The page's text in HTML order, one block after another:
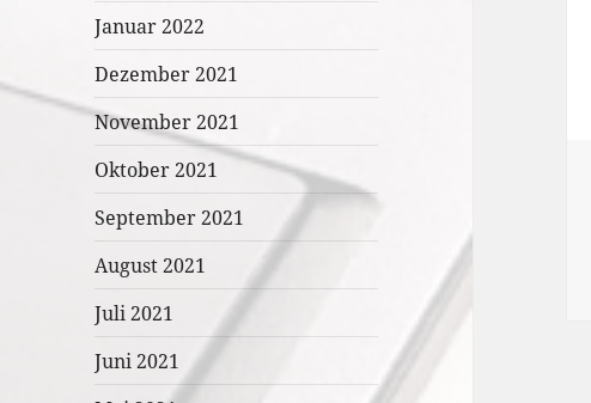
Januar 2022
Dezember 2021
November 2021
Oktober 2021
September 2021
August 2021
Juli 2021
Juni 2021